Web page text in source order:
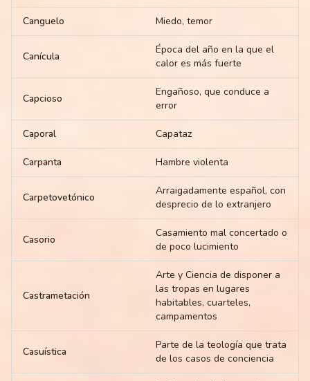
Canguelo Miedo, temor
Canícula
Época del año en la que el
calor es más fuerte
Capcioso
Engañoso, que conduce a
error
Caporal Capataz
Carpanta Hambre violenta
Carpetovetónico
Arraigadamente español, con
desprecio de lo extranjero
Casorio
Casamiento mal concertado o
de poco lucimiento
Castrametación
Arte y Ciencia de disponer a
las tropas en lugares
habitables, cuarteles,
campamentos
Casuística
Parte de la teología que trata
de los casos de conciencia